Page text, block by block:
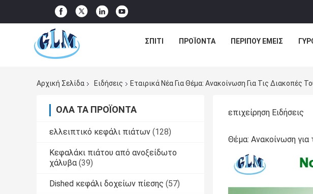
ΣΠΊΤΙ ΠΡΟΪΌΝΤΑ ΠΕΡΊΠΟΥ ΕΜΕΊΣ
Αρχική Σελίδα Ειδήσεις Εταιρικά Νέα Για Θέμα: Ανακοίνωση Για Τις Διακοπές
ΌΛΑ ΤΑ ΠΡΟΪΌΝΤΑ
ελλειπτικό κεφάλι πιάτων (128)
Κεφαλάκι πιάτου από ανοξείδωτο
χάλυβα (39)
Dished κεφάλι δοχείων πίεσης (57)
επιχείρηση Ειδήσεις
Θέμα: Ανακοίνωση για